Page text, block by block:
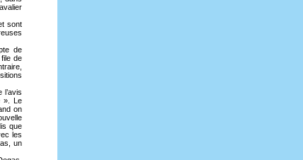
sont
de
de
». Le
on
que
les
un